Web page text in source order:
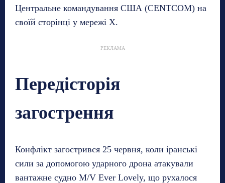
Центральне командування США (CENTCOM) на
своїй сторінці у мережі X.
РЕКЛАМА
Передісторія
загострення
Конфлікт загострився 25 червня, коли іранські
сили за допомогою ударного дрона атакували
вантажне судно M/V Ever Lovely, що рухалося